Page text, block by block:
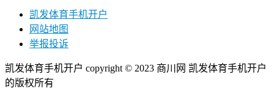
凯发体育手机开户
网站地图
举报投诉
凯发体育手机开户 copyright © 2023 商川网 凯发体育手机开户
的版权所有